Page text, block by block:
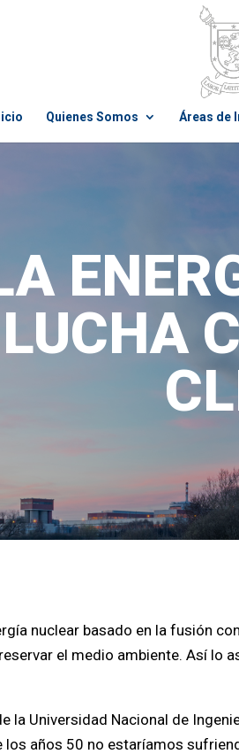
Quienes Somos Áreas de
nuclear basado en la fusión
el medio ambiente. Así lo
la Universidad Nacional de
los años 50 no estaríamos